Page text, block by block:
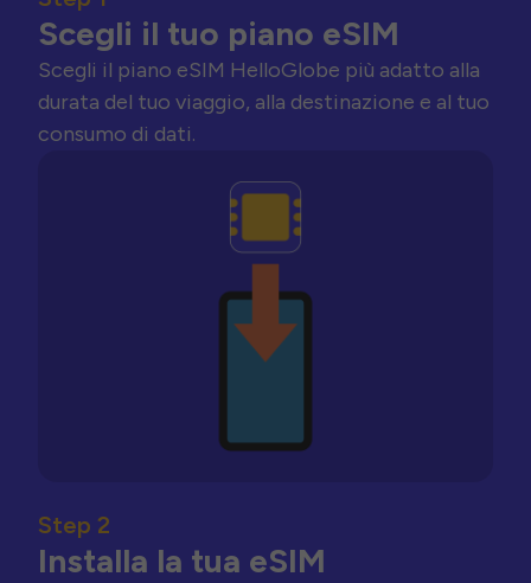
Scegli il tuo piano eSIM
Scegli il piano eSIM HelloGlobe più adatto alla
durata del tuo viaggio, alla destinazione e al tuo
consumo di dati.
Step 2
Installa la tua eSIM